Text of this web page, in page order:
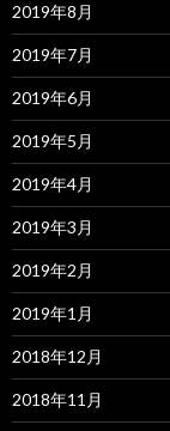
2019年8月
2019年7月
2019年6月
2019年5月
2019年4月
2019年3月
2019年2月
2019年1月
2018年12月
2018年11月